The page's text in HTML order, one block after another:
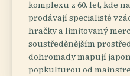
komplexu z 60. let, kde
prodávají specialisté
hračky a limitovaný
soustředěnějším
dohromady mapují
popkulturou od